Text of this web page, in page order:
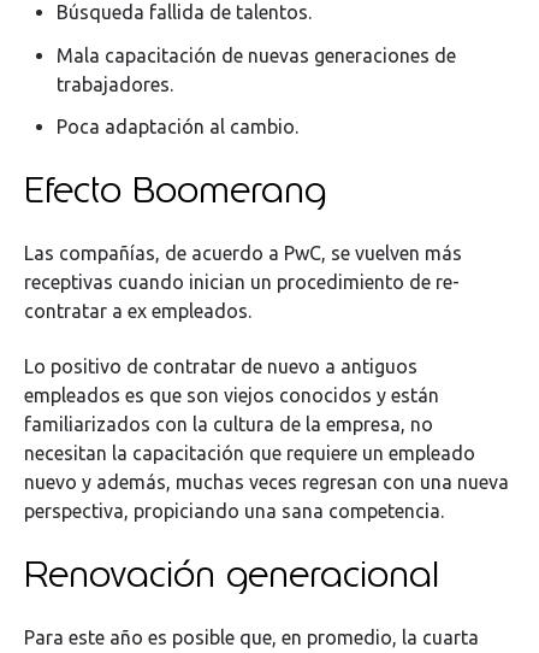
Búsqueda fallida de talentos.
Mala capacitación de nuevas generaciones de
trabajadores.
Poca adaptación al cambio.
Efecto Boomerang
Las compañías, de acuerdo a PwC, se vuelven más
receptivas cuando inician un procedimiento de re-
contratar a ex empleados.
Lo positivo de contratar de nuevo a antiguos
empleados es que son viejos conocidos y están
familiarizados con la cultura de la empresa, no
necesitan la capacitación que requiere un empleado
nuevo y además, muchas veces regresan con una nueva
perspectiva, propiciando una sana competencia.
Renovación generacional
Para este año es posible que, en promedio, la cuarta